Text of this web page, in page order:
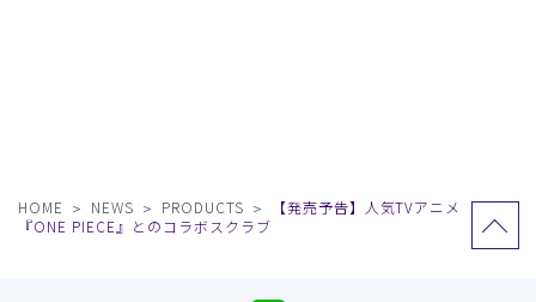
HOME NEWS PRODUCTS
【発売予告】人気TVアニメ
『ONE PIECE』とのコラボスクラブ